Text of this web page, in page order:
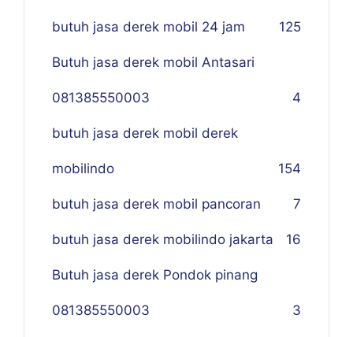
butuh jasa derek mobil 24 jam 125
Butuh jasa derek mobil Antasari
081385550003 4
butuh jasa derek mobil derek
mobilindo 154
butuh jasa derek mobil pancoran 7
butuh jasa derek mobilindo jakarta 16
Butuh jasa derek Pondok pinang
081385550003 3